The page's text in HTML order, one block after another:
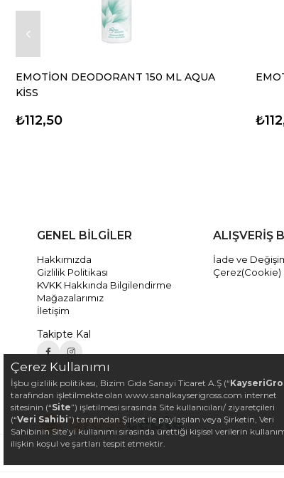
EMOTİON DEODORANT 150 ML AQUA
KİSS
₺112,50
GENEL BİLGİLER
Hakkımızda
Gizlilik Politikası
KVKK Hakkında Bilgilendirme
Mağazalarımız
İletişim
Takipte Kal
ALIŞVERİŞ
İade ve
Çerez(Cookie)
Çerez Kullanımı
İşbu gizlilik politikası, Bizim Gıda Sanayi Ticaret A.Ş (“
tarafından işletilmekte olan www.sanalkayserigross.com internet
sitesinin (“Site”) işletilmesi sırasında Site kullanıcıları/ ziyaretçileri
(“Veri Sahibi”) tarafından Şirket ile paylaşılan veya Şirketin, Veri
Sahibinin Site’yi kullanımı sırasında ürettiği kişisel verilerin
ilişkin koşul ve şartları tespit etmektir.